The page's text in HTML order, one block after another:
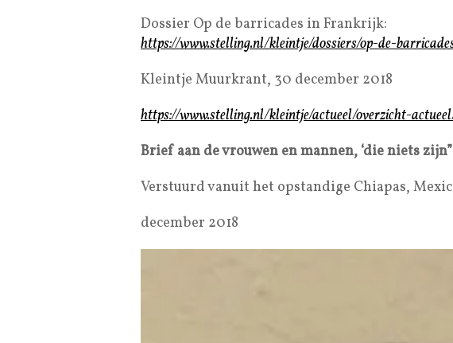
Dossier Op de barricades in Frankrijk:
https://www.stelling.nl/kleintje/dossiers/op-de-
Kleintje Muurkrant, 30 december 2018
https://www.stelling.nl/kleintje/actueel/overzicht-
Brief aan de vrouwen en mannen, ‘die niets zijn”
Verstuurd vanuit het opstandige Chiapas,
december 2018